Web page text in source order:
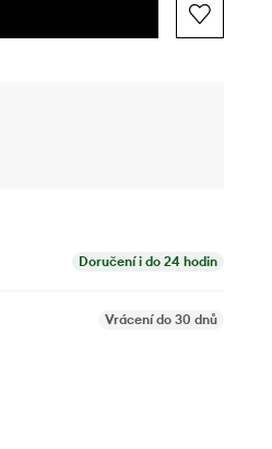
Doručení i do 24 hodin
Vrácení do 30 dnů